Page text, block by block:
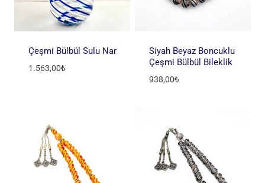
Çeşmi Bülbül Sulu Nar
1.563,00₺
Siyah Beyaz Boncuklu
Çeşmi Bülbül Bileklik
938,00₺